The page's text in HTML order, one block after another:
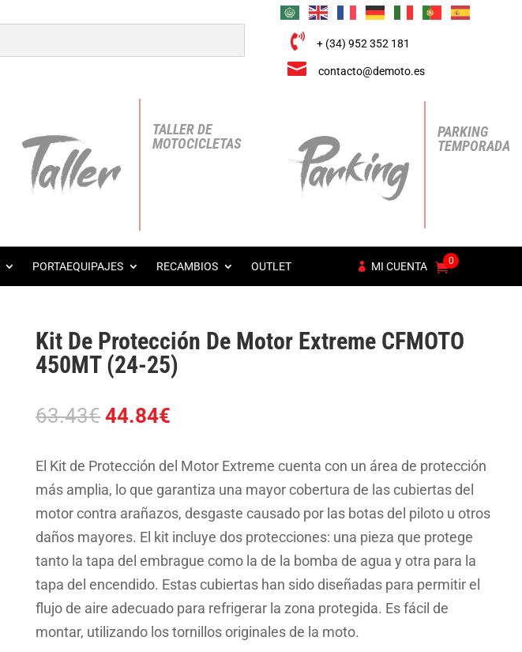
 + (34) 952 352 181
 contacto@demoto.es
TALLER DE
MOTOCICLETAS
PARKING
TEMPORADA
PORTAEQUIPAJES RECAMBIOS OUTLET MI CUENTA 0
Kit De Protección De Motor Extreme CFMOTO
450MT (24-25)
63.43€ El
original
era:
63.43€.
44.84€
actual
es:
44.84€.
El Kit de Protección del Motor Extreme cuenta con un área de protección
más amplia, lo que garantiza una mayor cobertura de las cubiertas del
motor contra arañazos, desgaste causado por las botas del piloto u otros
daños mayores. El kit incluye dos protecciones: una pieza que protege
tanto la tapa del embrague como la de la bomba de agua y otra para la
tapa del encendido. Estas cubiertas han sido diseñadas para permitir el
flujo de aire adecuado para refrigerar la zona protegida. Es fácil de
montar, utilizando los tornillos originales de la moto.